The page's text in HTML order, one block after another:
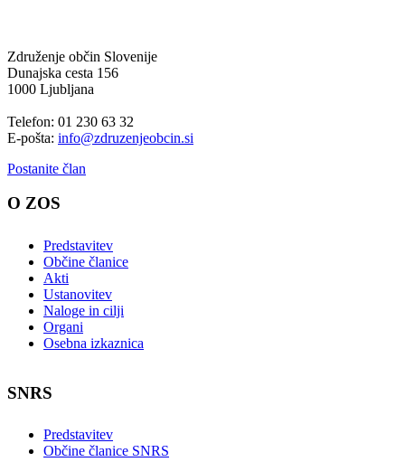
Združenje občin Slovenije
Dunajska cesta 156
1000 Ljubljana
Telefon: 01 230 63 32
E-pošta: info@zdruzenjeobcin.si
Postanite član
O ZOS
Predstavitev
Občine članice
Akti
Ustanovitev
Naloge in cilji
Organi
Osebna izkaznica
SNRS
Predstavitev
Občine članice SNRS